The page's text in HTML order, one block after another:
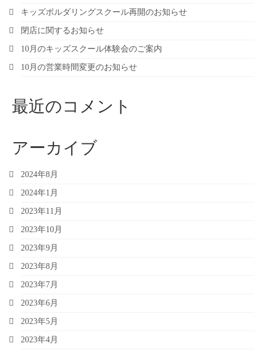
キッズボルダリングスクール再開のお知らせ
閉店に関するお知らせ
10月のキッズスクール体験会のご案内
10月の営業時間変更のお知らせ
最近のコメント
アーカイブ
2024年8月
2024年1月
2023年11月
2023年10月
2023年9月
2023年8月
2023年7月
2023年6月
2023年5月
2023年4月